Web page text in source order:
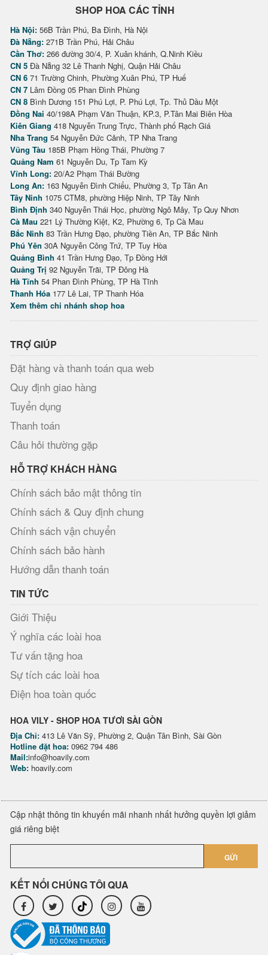
SHOP HOA CÁC TỈNH
Hà Nội: 56B Trần Phú, Ba Đình, Hà Nội
Đà Nẵng: 271B Trần Phú, Hải Châu
Cần Thơ: 266 đường 30/4, P. Xuân khánh, Q.Ninh Kiều
CN 5 Đà Nẵng 32 Lê Thanh Nghị, Quận Hải Châu
CN 6 71 Trường Chinh, Phường Xuân Phú, TP Huế
CN 7 Lâm Đồng 05 Phan Đình Phùng
CN 8 Bình Dương 151 Phú Lợi, P. Phú Lợi, Tp. Thủ Dầu Một
Đồng Nai 40/198A Phạm Văn Thuận, KP.3, P.Tân Mai Biên Hòa
Kiên Giang 418 Nguyễn Trung Trực, Thành phố Rạch Giá
Nha Trang 54 Nguyễn Đức Cảnh, TP Nha Trang
Vũng Tàu 185B Phạm Hồng Thái, Phường 7
Quảng Nam 61 Nguyễn Du, Tp Tam Kỳ
Vĩnh Long: 20/A2 Phạm Thái Bường
Long An: 163 Nguyễn Đình Chiểu, Phường 3, Tp Tân An
Tây Ninh 1075 CTM8, phường Hiệp Ninh, TP Tây Ninh
Bình Định 340 Nguyễn Thái Học, phường Ngô Mây, Tp Quy Nhơn
Cà Mau 221 Lý Thường Kiệt, K2, Phường 6, Tp Cà Mau
Bắc Ninh 83 Trần Hưng Đạo, phường Tiền An, TP Bắc Ninh
Phú Yên 30A Nguyễn Công Trứ, TP Tuy Hòa
Quảng Bình 41 Trần Hưng Đạo, Tp Đồng Hới
Quảng Trị 92 Nguyễn Trãi, TP Đông Hà
Hà Tĩnh 54 Phan Đình Phùng, TP Hà Tĩnh
Thanh Hóa 177 Lê Lai, TP Thanh Hóa
Xem thêm chi nhánh shop hoa
TRỢ GIÚP
Đặt hàng và thanh toán qua web
Quy định giao hàng
Tuyển dụng
Thanh toán
Câu hỏi thường gặp
HỖ TRỢ KHÁCH HÀNG
Chính sách bảo mật thông tin
Chính sách & Quy định chung
Chính sách vận chuyển
Chính sách bảo hành
Hướng dẫn thanh toán
TIN TỨC
Giới Thiệu
Ý nghĩa các loài hoa
Tư vấn tặng hoa
Sự tích các loài hoa
Điện hoa toàn quốc
HOA VILY - SHOP HOA TƯƠI SÀI GÒN
Địa Chỉ: 413 Lê Văn Sỹ, Phường 2, Quận Tân Bình, Sài Gòn
Hotline đặt hoa: 0962 794 486
Mail:info@hoavily.com
Web: hoavily.com
Cập nhật thông tin khuyến mãi nhanh nhất hưởng quyền lợi giảm
giá riêng biệt
GỬI
KẾT NỐI CHÚNG TÔI QUA